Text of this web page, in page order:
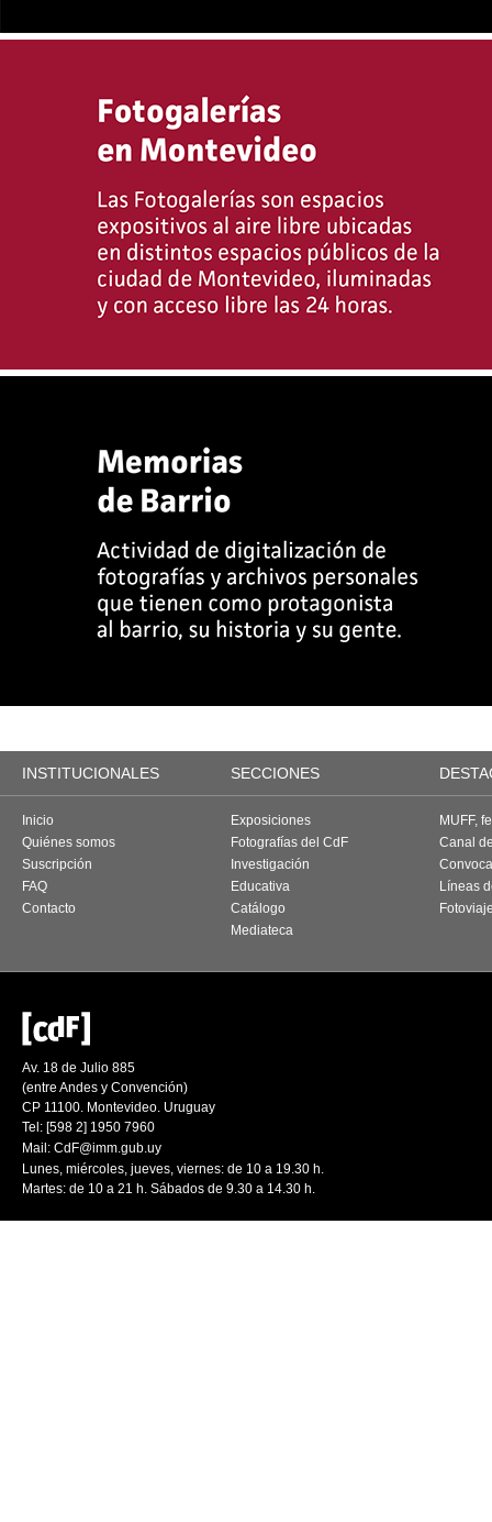
INSTITUCIONALES SECCIONES
Inicio
Quiénes somos
Suscripción
FAQ
Contacto
Exposiciones
Fotografías del CdF
Investigación
Educativa
Catálogo
Mediateca
MUFF,
Canal
Líneas
Av. 18 de Julio 885
(entre Andes y Convención)
CP 11100. Montevideo. Uruguay
Tel: [598 2] 1950 7960
Mail: CdF@imm.gub.uy
Lunes, miércoles, jueves, viernes: de 10 a 19.30 h.
Martes: de 10 a 21 h. Sábados de 9.30 a 14.30 h.